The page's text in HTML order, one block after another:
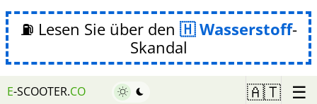
⛽ Lesen Sie über den Wasserstoff-
Skandal
E-SCOOTER.CO 🇦🇹 ☰